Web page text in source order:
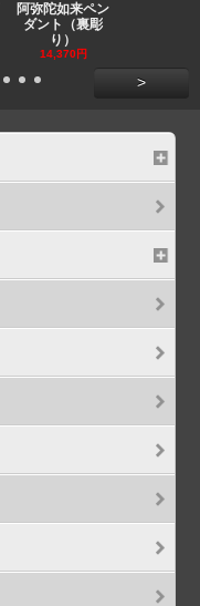
阿弥陀如来ペン
ダント（裏彫
り）
14,370円
>